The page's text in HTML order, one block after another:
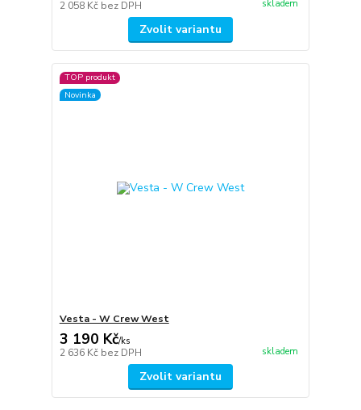
2 058 Kč bez DPH skladem
Zvolit variantu
TOP produkt
Novinka
Vesta - W Crew West
3 190 Kč/ks
2 636 Kč bez DPH skladem
Zvolit variantu